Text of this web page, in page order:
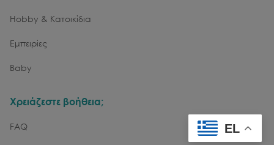
Hobby & Κατοικίδια
Εμπειρίες
Baby
Χρειάζεστε βοήθεια;
FAQ EL